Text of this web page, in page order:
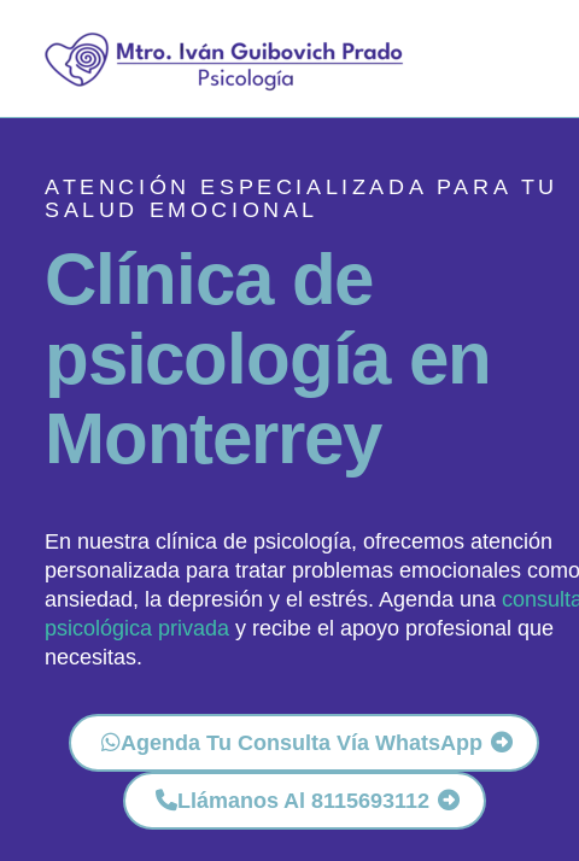
ATENCIÓN ESPECIALIZADA PARA TU
SALUD EMOCIONAL
Clínica de
psicología en
Monterrey
En nuestra clínica de psicología, ofrecemos atención
personalizada para tratar problemas emocionales
ansiedad, la depresión y el estrés. Agenda una
psicológica privada y recibe el apoyo profesional que
necesitas.
Agenda Tu Consulta Vía WhatsApp
Llámanos Al 8115693112